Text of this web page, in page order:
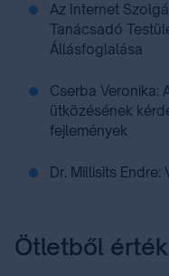
Az Internet
Tanácsadó
Állásfoglalása
Cserba Veronika:
ütközésének
fejlemények
Dr. Millisits
Ötletből